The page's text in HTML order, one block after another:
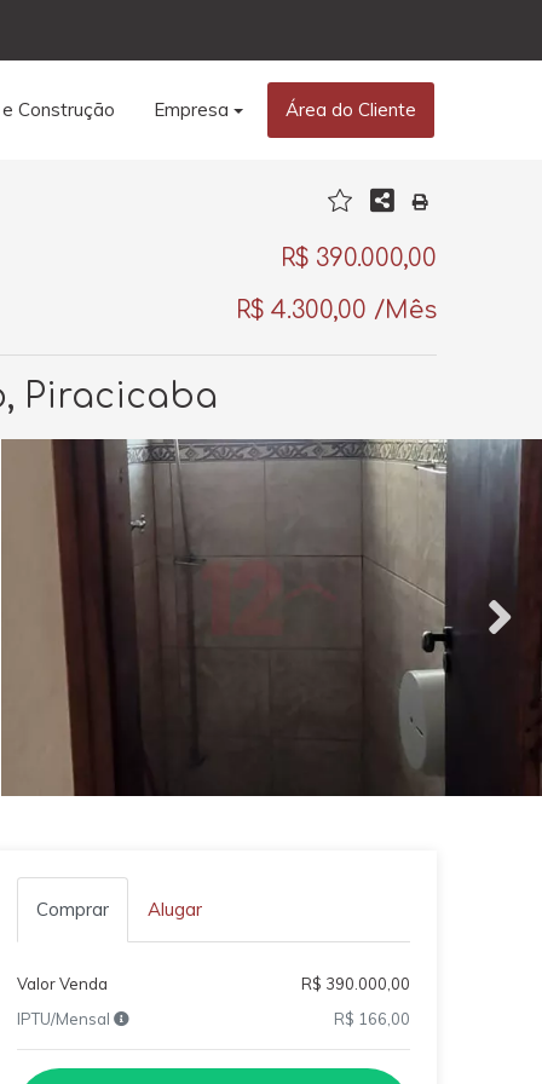
Construção Empresa Área do Cliente
R$ 390.000,00
R$ 4.300,00 /Mês
Piracicaba
Comprar Alugar
Valor Venda
R$ 390.000,00
IPTU/Mensal
R$ 166,00